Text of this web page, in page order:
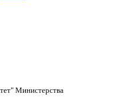
Министерства